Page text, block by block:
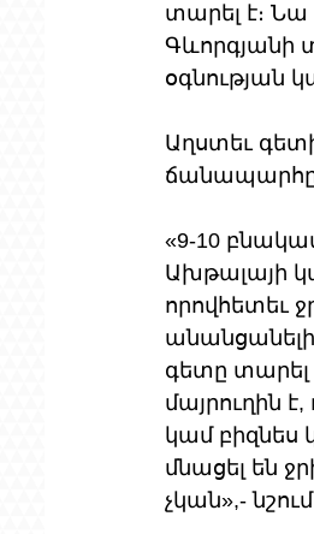
տարել է։
Գևորգյանի
օգնության
Աղստեւ
«9-10
Ախթալայի
որովհետեւ
գետը տարել
մայրուղին
կամ բիզնես
մնացել են
չկան»,-